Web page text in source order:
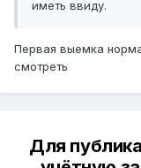
иметь ввиду.
Первая выемка
смотреть
Для